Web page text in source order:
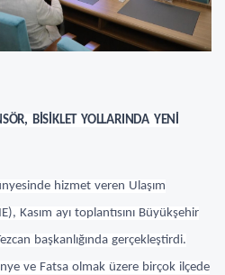
BİSİKLET YOLLARINDA YENİ
hizmet veren Ulaşım
Kasım ayı toplantısını Büyükşehir
başkanlığında gerçekleştirdi.
ve Fatsa olmak üzere birçok ilçede